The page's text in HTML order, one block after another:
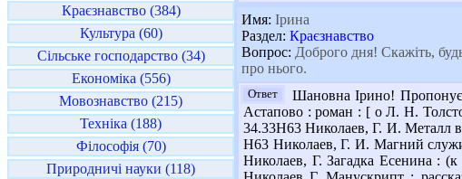
Краєзнавство (384)
Культура (60)
Сільське господарство (34)
Економіка (556)
Мовознавство (215)
Техніка (188)
Філософія (70)
Природничі науки (118)
Имя: Ірина
Раздел: Краєзнавство
Вопрос: Доброго дня! Скажіть,
про нього.
Ответ
Шановна Ірино!
Астапово : роман : [ о Л. Н.
34.33Н63 Николаев, Г. И. Металл
Н63 Николаев, Г. И. Магний
Николаев, Г. Загадка Есенина :